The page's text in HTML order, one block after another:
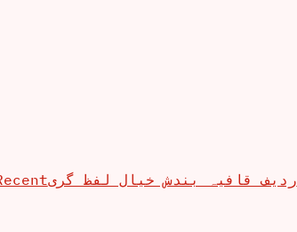
ردیف قافیہ بندش خیال لفظ گری